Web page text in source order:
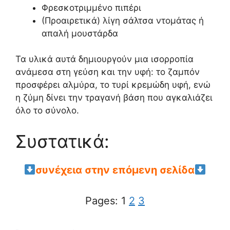
Φρεσκοτριμμένο πιπέρι
(Προαιρετικά) λίγη σάλτσα ντομάτας ή
απαλή μουστάρδα
Τα υλικά αυτά δημιουργούν μια ισορροπία
ανάμεσα στη γεύση και την υφή: το ζαμπόν
προσφέρει αλμύρα, το τυρί κρεμώδη υφή, ενώ
η ζύμη δίνει την τραγανή βάση που αγκαλιάζει
όλο το σύνολο.
Συστατικά:
συνέχεια στην επόμενη σελίδα
Pages: 1 2 3